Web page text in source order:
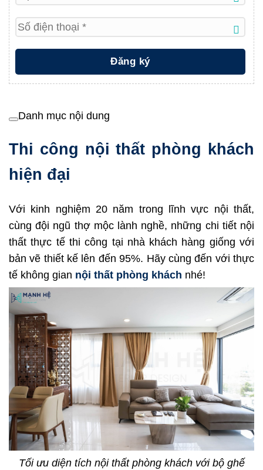
Danh mục nội dung
Thi công nội thất phòng khách
hiện đại
Với kinh nghiệm 20 năm trong lĩnh vực nội thất,
cùng đội ngũ thợ mộc lành nghề, những chi tiết nội
thất thực tế thi công tại nhà khách hàng giống với
bản vẽ thiết kế lên đến 95%. Hãy cùng đến với thực
tế không gian nội thất phòng khách nhé!
Tối ưu diện tích nội thất phòng khách với bộ ghế